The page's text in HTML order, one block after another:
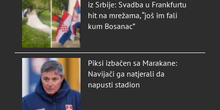
iz Srbije: Svadba u Frankfurtu
hit na mrežama, “još im fali
kum Bosanac”
Piksi izbačen sa Marakane:
Navijači ga natjerali da
napusti stadion